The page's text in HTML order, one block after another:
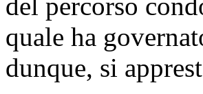
quale ha
dunque, si